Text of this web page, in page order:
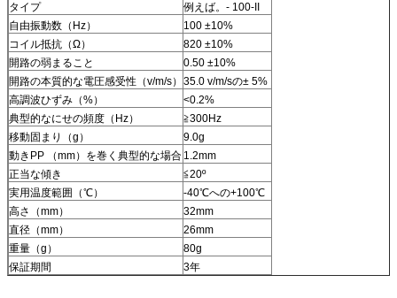
タイプ
例えば。- 100-II
自由振動数（Hz）
100 ±10%
コイル抵抗（Ω）
820 ±10%
開路の弱まること
0.50 ±10%
開路の本質的な電圧感受性（v/m/s） 35.0 v/m/sの± 5%
高調波ひずみ（%）
<0.2%
典型的なにせの頻度（Hz）
≧300Hz
移動固まり（g）
9.0g
動きPP （mm）を巻く典型的な場合 1.2mm
正当な傾き
≦20º
実用温度範囲（℃）
-40℃への+100℃
高さ（mm）
32mm
直径（mm）
26mm
重量（g）
80g
保証期間
3年